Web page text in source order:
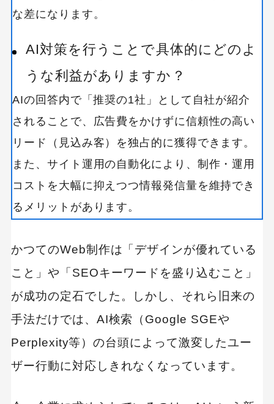
な差になります。
AI対策を行うことで具体的にどのよ
うな利益がありますか？
AIの回答内で「推奨の1社」として自社が紹介
されることで、広告費をかけずに信頼性の高い
リード（見込み客）を独占的に獲得できます。
また、サイト運用の自動化により、制作・運用
コストを大幅に抑えつつ情報発信量を維持でき
るメリットがあります。
かつてのWeb制作は「デザインが優れている
こと」や「SEOキーワードを盛り込むこと」
が成功の定石でした。しかし、それら旧来の
手法だけでは、AI検索（Google SGEや
Perplexity等）の台頭によって激変したユー
ザー行動に対応しきれなくなっています。